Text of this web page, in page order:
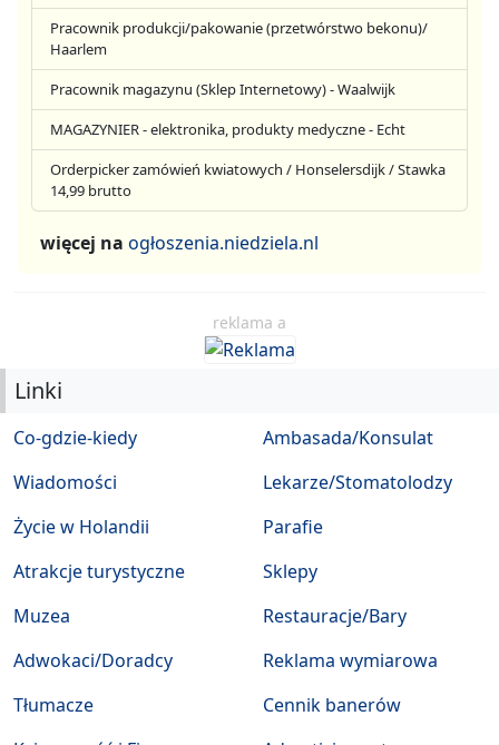
Pracownik produkcji/pakowanie (przetwórstwo bekonu)/
Haarlem
Pracownik magazynu (Sklep Internetowy) - Waalwijk
MAGAZYNIER - elektronika, produkty medyczne - Echt
Orderpicker zamówień kwiatowych / Honselersdijk / Stawka
14,99 brutto
więcej na ogłoszenia.niedziela.nl
reklama a
Linki
Co-gdzie-kiedy
Wiadomości
Życie w Holandii
Atrakcje turystyczne
Muzea
Ambasada/Konsulat
Lekarze/Stomatolodzy
Parafie
Sklepy
Restauracje/Bary
Adwokaci/Doradcy
Tłumacze
Reklama wymiarowa
Cennik banerów